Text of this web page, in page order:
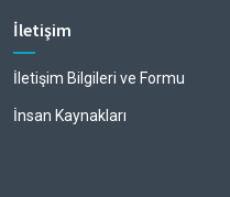
İletişim
İletişim Bilgileri ve Formu
İnsan Kaynakları